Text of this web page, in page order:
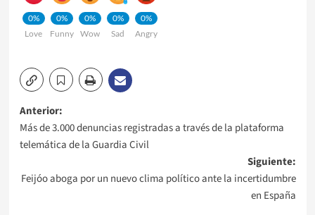
0%
Love
0%
Funny
0%
Wow
0%
Sad
0%
Angry
Navegación
de
entradas
Anterior:
Más de 3.000 denuncias registradas a través de la plataforma
telemática de la Guardia Civil
Siguiente:
Feijóo aboga por un nuevo clima político ante la incertidumbre
en España